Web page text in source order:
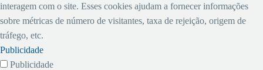
interagem com o site. Esses cookies ajudam a fornecer informações
sobre métricas de número de visitantes, taxa de rejeição, origem de
tráfego, etc.
Publicidade
Publicidade